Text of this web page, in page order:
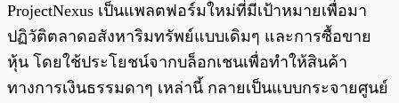
ProjectNexus เป็นแพลตฟอร์มใหม่ที่มีเป้าหมายเพื่อมา
ปฏิวัติตลาดอสังหาริมทรัพย์แบบเดิมๆ และการซื้อขาย
หุ้น โดยใช้ประโยชน์จากบล็อกเชนเพื่อทำให้สินค้า
ทางการเงินธรรมดาๆ เหล่านี้ กลายเป็นแบบกระจายศูนย์